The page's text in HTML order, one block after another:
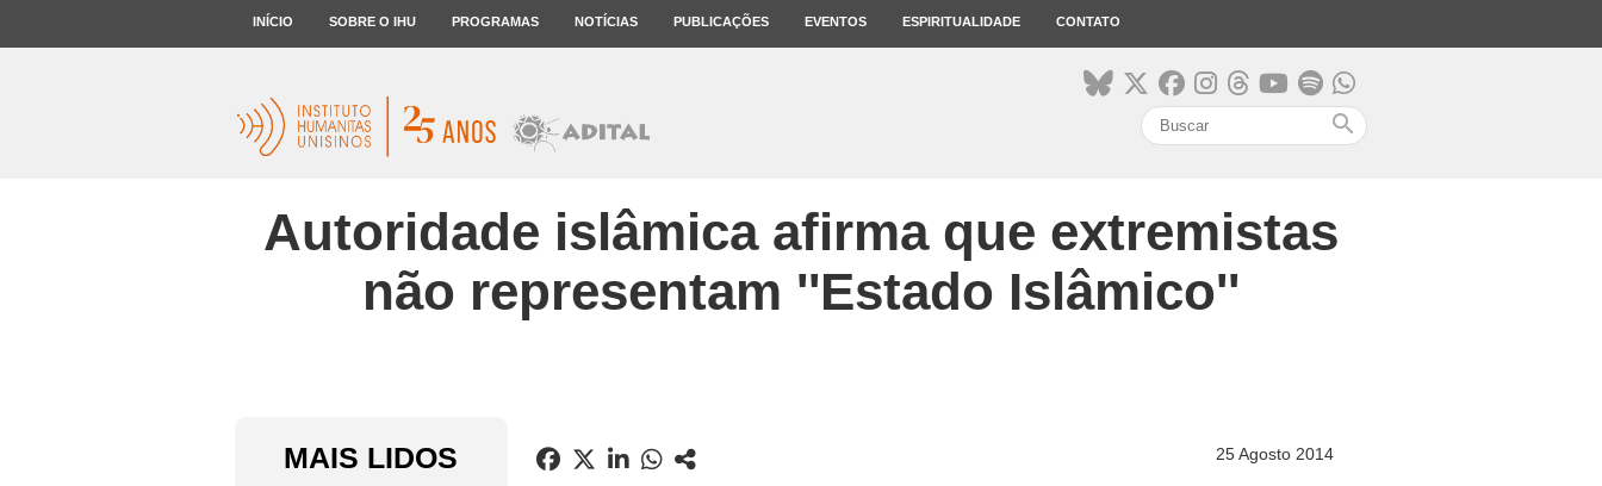
INÍCIO SOBRE O IHU PROGRAMAS NOTÍCIAS PUBLICAÇÕES EVENTOS ESPIRITUALIDADE CONTATO
search
Autoridade islâmica afirma que extremistas
não representam ''Estado Islâmico''
MAIS LIDOS 25 Agosto 2014